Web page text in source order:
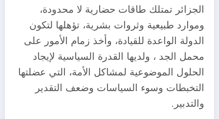
الجزائر تمتلك طاقات حضارية لا محدودة،
وموارد طبيعية وثروات بشرية، تؤهلها لتكون
الدولة الواعدة للقيادة، وأخذ زمام الأمور على
محمل الجد ، ولديها القدرة السياسية لإيجاد
الحلول الموضوعية لمشاكل الأمة، التي عضلتها
التخبطات وسوء السياسات وضعف التقدير
والتدبير.